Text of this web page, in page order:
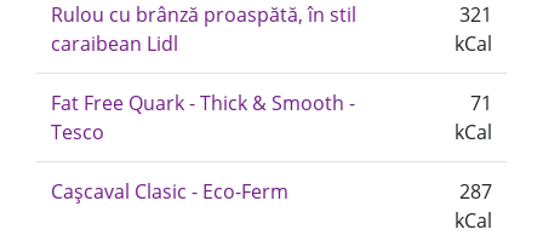
Rulou cu brânză proaspătă, în stil
caraibean Lidl
321
kCal
Fat Free Quark - Thick & Smooth -
Tesco
71
kCal
Cașcaval Clasic - Eco-Ferm
287
kCal